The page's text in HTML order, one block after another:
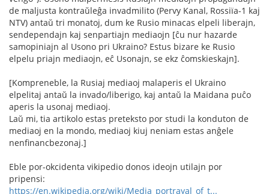
de maljusta kontraŭleĝa invadmilito (Pervy Kanal, Rossiïa-1 kaj
NTV) antaŭ tri monatoj, dum ke Rusio minacas elpeli liberajn,
sendependajn kaj senpartiajn mediaojn [ĉu nur hazarde
samopiniajn al Usono pri Ukraino? Estus bizare ke Rusio
elpelu priajn mediaojn, eĉ Usonajn, se ekz ĉomskieskajn].
[Kompreneble, la Rusiaj mediaoj malaperis el Ukraino
elpelitaj antaŭ la invado/liberigo, kaj antaŭ la Maidana puĉo
aperis la usonaj mediaoj.
Laŭ mi, tia artikolo estas preteksto por studi la konduton de
mediaoj en la mondo, mediaoj kiuj neniam estas anĝele
nenfinancbezonaj.]
Eble por-okcidenta vikipedio donos ideojn utilajn por
pripensi:
https://en.wikipedia.org/wiki/Media_portrayal_of_t...